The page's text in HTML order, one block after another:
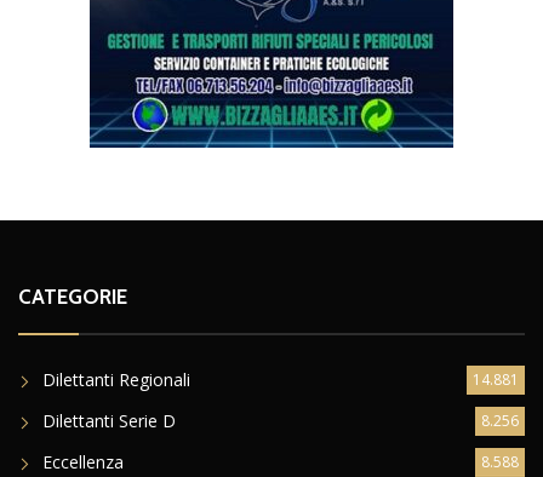
CATEGORIE
Dilettanti Regionali 14.881
Dilettanti Serie D 8.256
Eccellenza 8.588